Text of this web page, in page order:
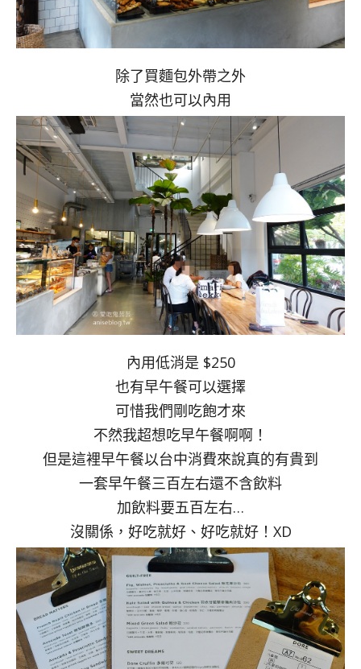
除了買麵包外帶之外
當然也可以內用
內用低消是 $250
也有早午餐可以選擇
可惜我們剛吃飽才來
不然我超想吃早午餐啊啊！
但是這裡早午餐以台中消費來說真的有貴到
一套早午餐三百左右還不含飲料
加飲料要五百左右…
沒關係，好吃就好、好吃就好！XD